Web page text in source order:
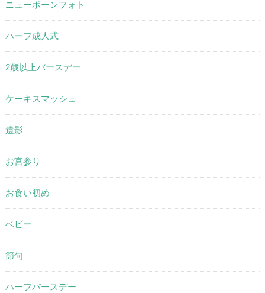
ニューボーンフォト
ハーフ成人式
2歳以上バースデー
ケーキスマッシュ
遺影
お宮参り
お食い初め
ベビー
節句
ハーフバースデー